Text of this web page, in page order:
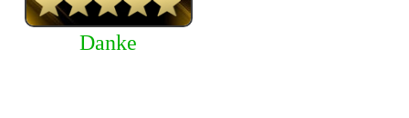
Danke